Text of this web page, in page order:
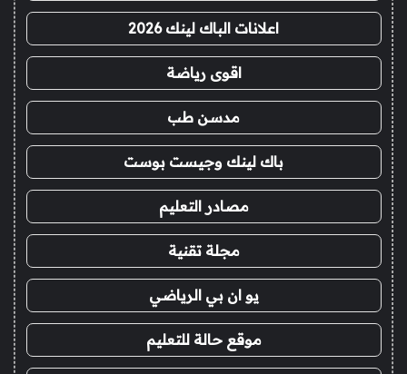
اعلانات الباك لينك 2026
اقوى رياضة
مدسن طب
باك لينك وجيست بوست
مصادر التعليم
مجلة تقنية
يو ان بي الرياضي
موقع حالة للتعليم